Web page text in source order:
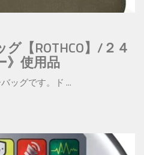
【ROTHCO】/２４
》使用品
ッグです。ド ...